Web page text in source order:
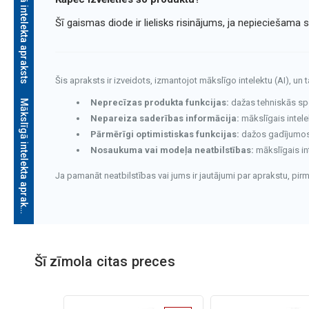
M
ā
k
s
l
ī
g
ā
i
n
t
e
l
e
k
t
a
a
p
r
a
k
s
t
s
Šī gaismas diode ir lielisks risinājums, ja
Šis apraksts ir izveidots, izmantojot mākslīgo intelektu (AI),
Neprecīzas produkta funkcijas: dažas tehniskās
Nepareiza saderības informācija: mākslīgais
Pārmērīgi optimistiskas funkcijas: dažos
Nosaukuma vai modeļa neatbilstības: mākslīgais
Ja pamanāt neatbilstības vai jums ir jautājumi par aprakstu,
Šī zīmola citas preces